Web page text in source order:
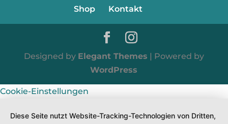
Shop
Kontakt
Designed by Elegant Themes | Powered by
WordPress
Cookie-Einstellungen
Diese Seite nutzt Website-Tracking-Technologien von Dritten,